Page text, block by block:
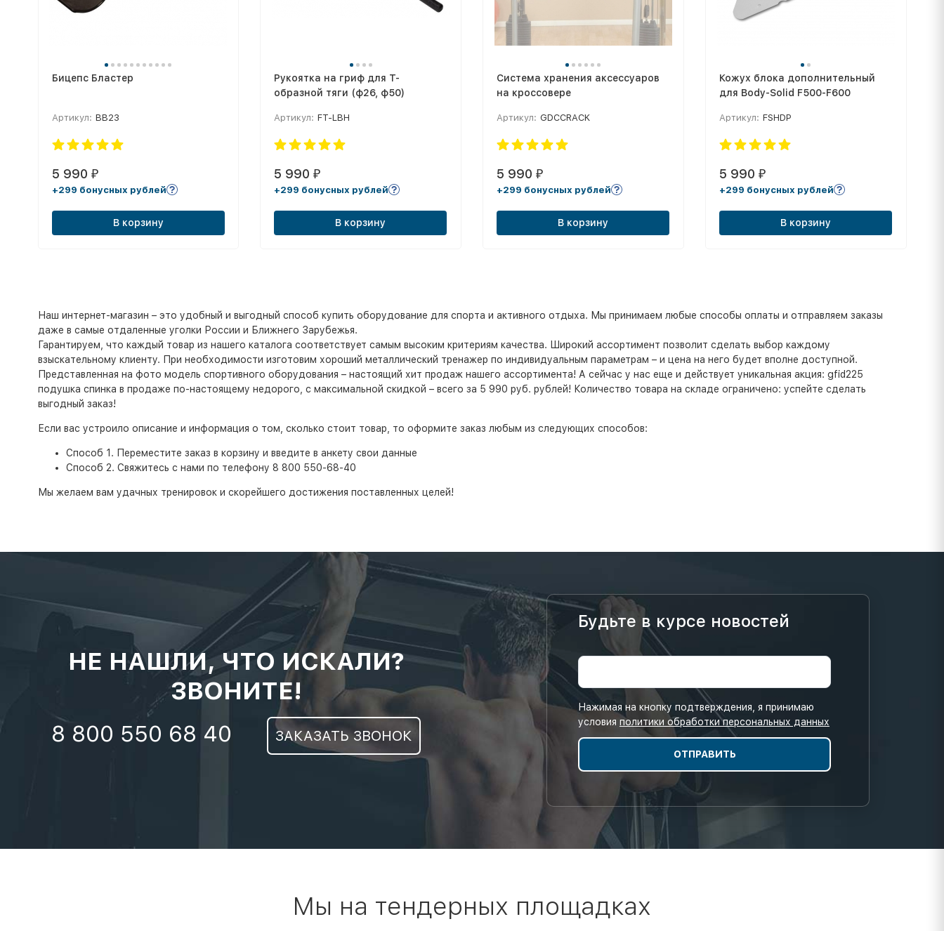
Бицепс Бластер
Артикул: BB23
5 990 ₽
+299 бонусных рублей
В корзину
Рукоятка на гриф для Т-
образной тяги (ф26, ф50)
Артикул: FT-LBH
5 990₽
+299 бонусных рублей
В корзину
Система хранения аксессуаров
на кроссовере
Артикул: GDCCRACK
5 990 ₽
+299 бонусных рублей
В корзину
Кожух блока дополнительный
для Body-Solid F500-F600
Артикул: FSHDP
5 990 ₽
+299 бонусных рублей
В корзину
Наш интернет-магазин – это удобный и выгодный способ купить оборудование для спорта и активного отдыха. Мы принимаем любые способы оплаты и отправляем заказы
даже в самые отдаленные уголки России и Ближнего Зарубежья.
Гарантируем, что каждый товар из нашего каталога соответствует самым высоким критериям качества. Широкий ассортимент позволит сделать выбор каждому
взыскательному клиенту. При необходимости изготовим хороший металлический тренажер по индивидуальным параметрам – и цена на него будет вполне доступной.
Представленная на фото модель спортивного оборудования – настоящий хит продаж нашего ассортимента! А сейчас у нас еще и действует уникальная акция: gfid225
подушка спинка в продаже по-настоящему недорого, с максимальной скидкой – всего за 5 990 руб. рублей! Количество товара на складе ограничено: успейте сделать
выгодный заказ!
Если вас устроило описание и информация о том, сколько стоит товар, то оформите заказ любым из следующих способов:
Способ 1. Переместите заказ в корзину и введите в анкету свои данные
Способ 2. Свяжитесь с нами по телефону 8 800 550-68-40
Мы желаем вам удачных тренировок и скорейшего достижения поставленных целей!
НЕ НАШЛИ, ЧТО ИСКАЛИ?
ЗВОНИТЕ!
8 800 550 68 40 ЗАКАЗАТЬ ЗВОНОК
Будьте в курсе новостей
Нажимая на кнопку подтверждения, я принимаю
условия политики обработки персональных данных
Мы на тендерных площадках